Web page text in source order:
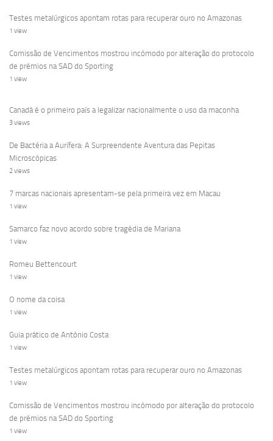
Testes metalúrgicos apontam rotas para recuperar ouro no Amazonas
1 view
Comissão de Vencimentos mostrou incómodo por alteração do protocolo
de prémios na SAD do Sporting
1 view
Canadá é o primeiro país a legalizar nacionalmente o uso da maconha
3 views
De Bactéria a Aurífera: A Surpreendente Aventura das Pepitas
Microscópicas
2 views
7 marcas nacionais apresentam-se pela primeira vez em Macau
1 view
Samarco faz novo acordo sobre tragédia de Mariana
1 view
Romeu Bettencourt
1 view
O nome da coisa
1 view
Guia prático de António Costa
1 view
Testes metalúrgicos apontam rotas para recuperar ouro no Amazonas
1 view
Comissão de Vencimentos mostrou incómodo por alteração do protocolo
de prémios na SAD do Sporting
1 view